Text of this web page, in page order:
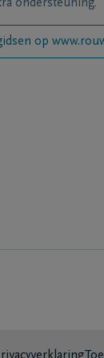
ondersteuning.
op